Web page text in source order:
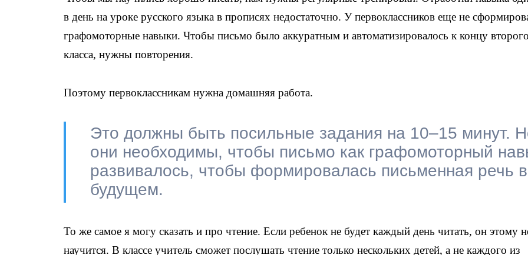
в день на уроке русского языка в прописях недостаточно. У первоклассников еще не
графомоторные навыки. Чтобы письмо было аккуратным и автоматизировалось к концу
класса, нужны повторения.
Поэтому первоклассникам нужна домашняя работа.
Это должны быть посильные задания на 10–15 минут.
они необходимы, чтобы письмо как графомоторный
развивалось, чтобы формировалась письменная речь в
будущем.
То же самое я могу сказать и про чтение. Если ребенок не будет каждый день читать, он этому
научится. В классе учитель сможет послушать чтение только нескольких детей, а не каждого из